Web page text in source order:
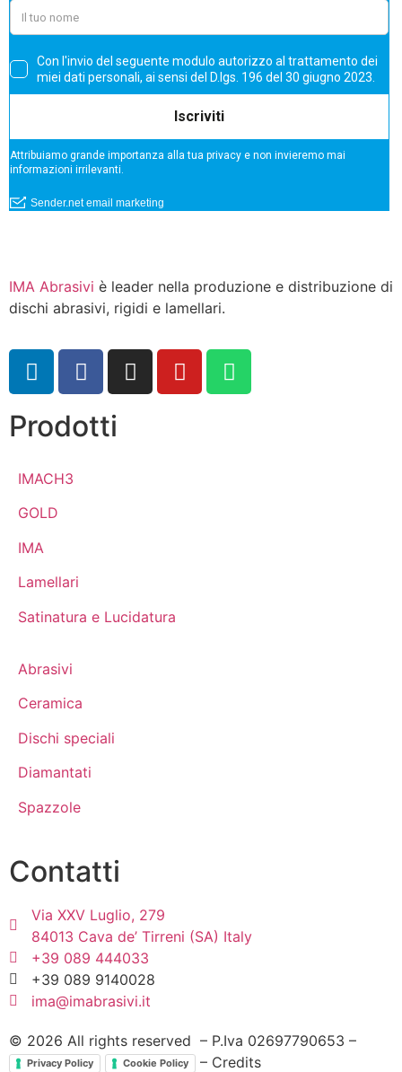
IMA Abrasivi è leader nella produzione e distribuzione di
dischi abrasivi, rigidi e lamellari.
Prodotti
IMACH3
GOLD
IMA
Lamellari
Satinatura e Lucidatura
Abrasivi
Ceramica
Dischi speciali
Diamantati
Spazzole
Contatti
Via XXV Luglio, 279
84013 Cava de’ Tirreni (SA) Italy
+39 089 444033
+39 089 9140028
ima@imabrasivi.it
© 2026 All rights reserved – P.Iva 02697790653 –
Privacy Policy Cookie Policy – Credits